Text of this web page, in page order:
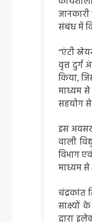
संबंध में
‘‘एंटी
वृत्त दुर्ग
किया,
माध्यम
सहयोग से
इस अवसर
वाली
विभाग
माध्यम से
चंद्रकांत
साक्ष्यों